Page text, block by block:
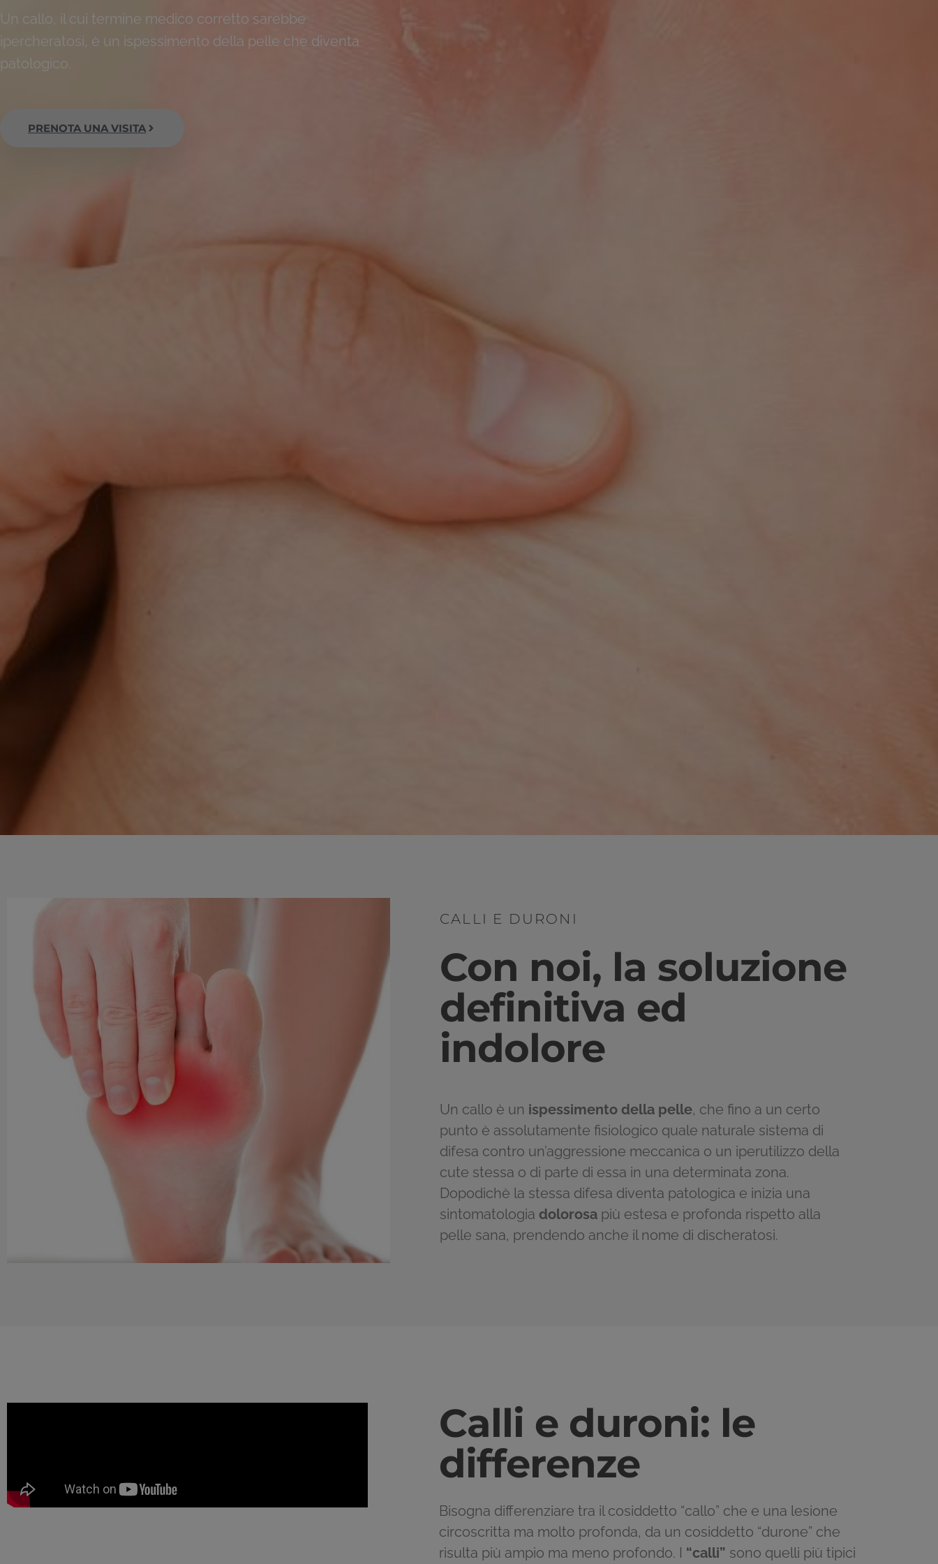
Un callo, il cui termine medico corretto sarebbe
ipercheratosi, è un ispessimento della pelle che diventa
patologico.
PRENOTA UNA VISITA
CALLI E DURONI
Con noi, la soluzione
definitiva ed
indolore
Un callo è un ispessimento della pelle, che fino a un certo
punto è assolutamente fisiologico quale naturale sistema di
difesa contro un’aggressione meccanica o un iperutilizzo della
cute stessa o di parte di essa in una determinata zona.
Dopodichè la stessa difesa diventa patologica e inizia una
sintomatologia dolorosa più estesa e profonda rispetto alla
pelle sana, prendendo anche il nome di discheratosi.
Calli e duroni: le
differenze
Bisogna differenziare tra il cosiddetto “callo” che e una lesione
circoscritta ma molto profonda, da un cosiddetto “durone” che
risulta più ampio ma meno profondo. I “calli” sono quelli più tipici